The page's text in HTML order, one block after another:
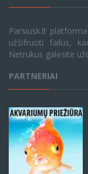
Parsiusk.lt
užšifruoti failus,
Netrukus galėsite
PARTNERIAI